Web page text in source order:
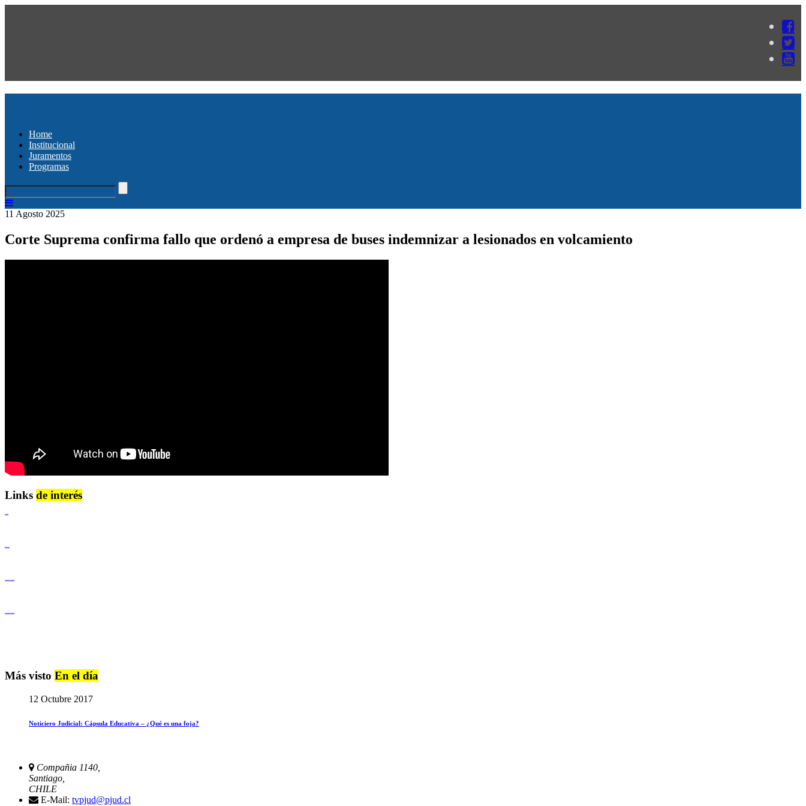
Home
Institucional
Juramentos
Programas
11 Agosto 2025
Corte Suprema confirma fallo que ordenó a empresa de buses indemnizar a lesionados en volcamiento
Links de interés
Más visto En el día
12 Octubre 2017
Noticiero Judicial: Cápsula Educativa – ¿Qué es una foja?
Compañia 1140,
Santiago,
CHILE
E-Mail: tvpjud@pjud.cl